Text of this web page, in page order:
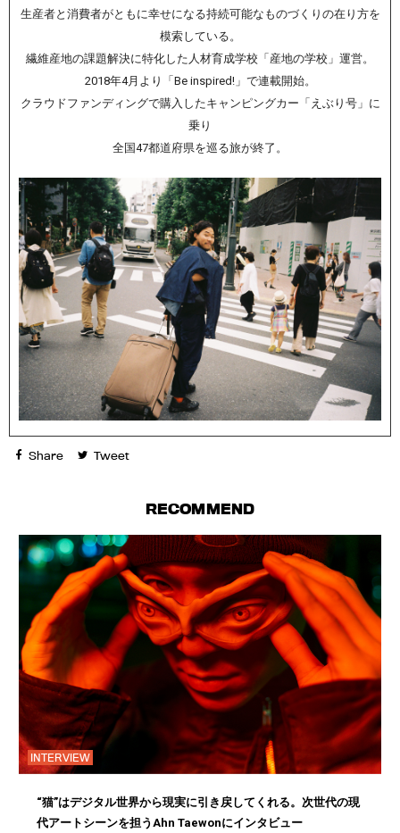
生産者と消費者がともに幸せになる持続可能なものづくりの在り方を
模索している。
繊維産地の課題解決に特化した人材育成学校「産地の学校」運営。
2018年4月より「Be inspired!」で連載開始。
クラウドファンディングで購入したキャンピングカー「えぶり号」に
乗り
全国47都道府県を巡る旅が終了。
Share Tweet
RECOMMEND
INTERVIEW
“猫”はデジタル世界から現実に引き戻してくれる。次世代の現
代アートシーンを担うAhn Taewonにインタビュー